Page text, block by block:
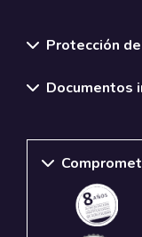
Protección
Documentos